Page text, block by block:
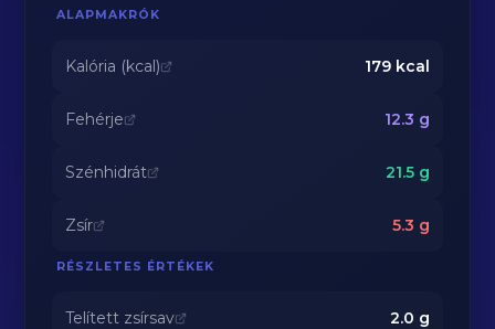
ALAPMAKRÓK
Kalória (kcal) 179kcal
Fehérje 12.3 g
Szénhidrát 21.5g
Zsír 5.3 g
RÉSZLETES ÉRTÉKEK
Telített zsírsav 2.0 g